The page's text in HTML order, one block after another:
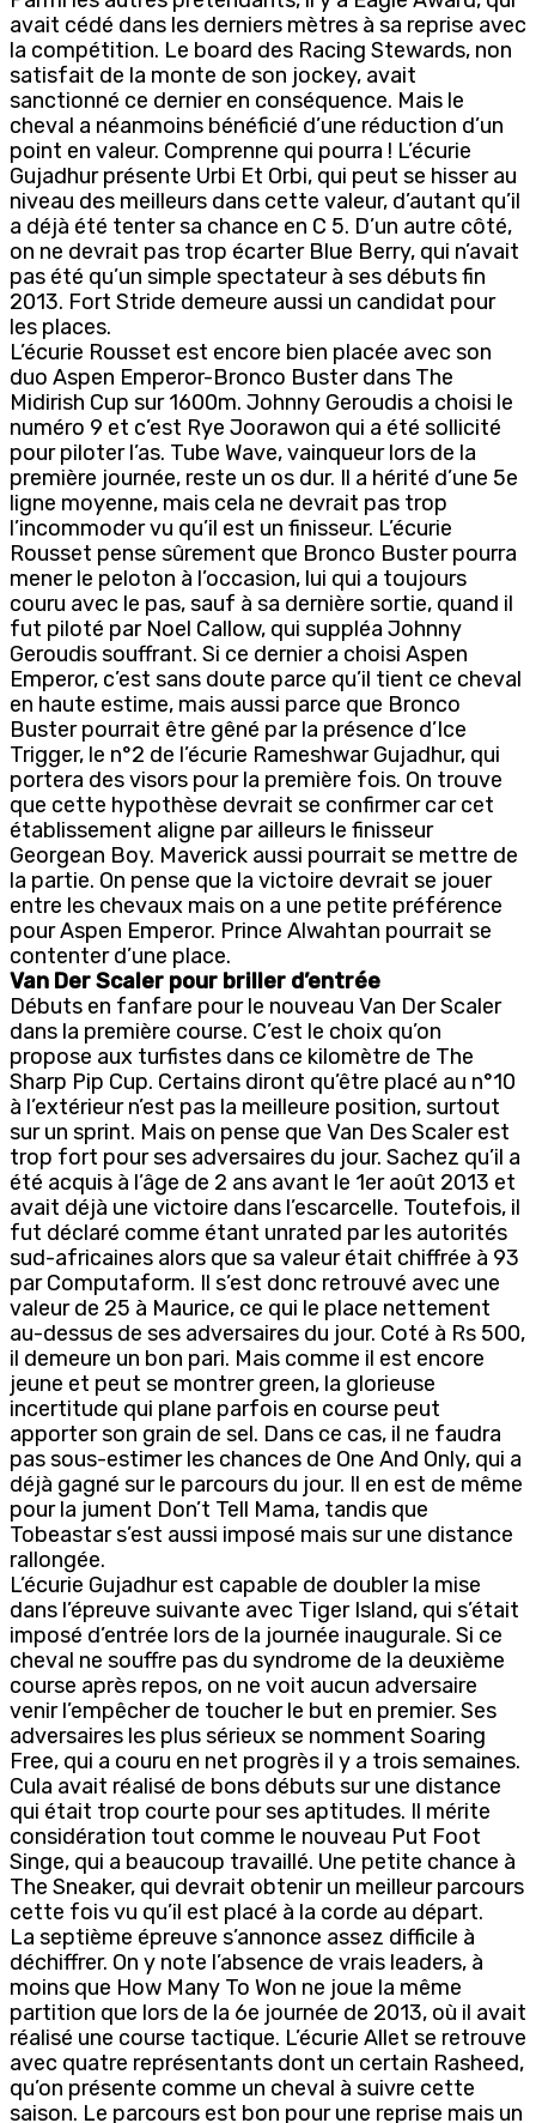
avait cédé dans les derniers mètres à sa reprise avec
la compétition. Le board des Racing Stewards, non
satisfait de la monte de son jockey, avait
sanctionné ce dernier en conséquence. Mais le
cheval a néanmoins bénéficié d’une réduction d’un
point en valeur. Comprenne qui pourra ! L’écurie
Gujadhur présente Urbi Et Orbi, qui peut se hisser au
niveau des meilleurs dans cette valeur, d’autant qu’il
a déjà été tenter sa chance en C 5. D’un autre côté,
on ne devrait pas trop écarter Blue Berry, qui n’avait
pas été qu’un simple spectateur à ses débuts fin
2013. Fort Stride demeure aussi un candidat pour
les places.
L’écurie Rousset est encore bien placée avec son
duo Aspen Emperor-Bronco Buster dans The
Midirish Cup sur 1600m. Johnny Geroudis a choisi le
numéro 9 et c’est Rye Joorawon qui a été sollicité
pour piloter l’as. Tube Wave, vainqueur lors de la
première journée, reste un os dur. Il a hérité d’une 5e
ligne moyenne, mais cela ne devrait pas trop
l’incommoder vu qu’il est un finisseur. L’écurie
Rousset pense sûrement que Bronco Buster pourra
mener le peloton à l’occasion, lui qui a toujours
couru avec le pas, sauf à sa dernière sortie, quand il
fut piloté par Noel Callow, qui suppléa Johnny
Geroudis souffrant. Si ce dernier a choisi Aspen
Emperor, c’est sans doute parce qu’il tient ce cheval
en haute estime, mais aussi parce que Bronco
Buster pourrait être gêné par la présence d’Ice
Trigger, le n°2 de l’écurie Rameshwar Gujadhur, qui
portera des visors pour la première fois. On trouve
que cette hypothèse devrait se confirmer car cet
établissement aligne par ailleurs le finisseur
Georgean Boy. Maverick aussi pourrait se mettre de
la partie. On pense que la victoire devrait se jouer
entre les chevaux mais on a une petite préférence
pour Aspen Emperor. Prince Alwahtan pourrait se
contenter d’une place.
Van Der Scaler pour briller d’entrée
Débuts en fanfare pour le nouveau Van Der Scaler
dans la première course. C’est le choix qu’on
propose aux turfistes dans ce kilomètre de The
Sharp Pip Cup. Certains diront qu’être placé au n°10
à l’extérieur n’est pas la meilleure position, surtout
sur un sprint. Mais on pense que Van Des Scaler est
trop fort pour ses adversaires du jour. Sachez qu’il a
été acquis à l’âge de 2 ans avant le 1er août 2013 et
avait déjà une victoire dans l’escarcelle. Toutefois, il
fut déclaré comme étant unrated par les autorités
sud-africaines alors que sa valeur était chiffrée à 93
par Computaform. Il s’est donc retrouvé avec une
valeur de 25 à Maurice, ce qui le place nettement
au-dessus de ses adversaires du jour. Coté à Rs 500,
il demeure un bon pari. Mais comme il est encore
jeune et peut se montrer green, la glorieuse
incertitude qui plane parfois en course peut
apporter son grain de sel. Dans ce cas, il ne faudra
pas sous-estimer les chances de One And Only, qui a
déjà gagné sur le parcours du jour. Il en est de même
pour la jument Don’t Tell Mama, tandis que
Tobeastar s’est aussi imposé mais sur une distance
rallongée.
L’écurie Gujadhur est capable de doubler la mise
dans l’épreuve suivante avec Tiger Island, qui s’était
imposé d’entrée lors de la journée inaugurale. Si ce
cheval ne souffre pas du syndrome de la deuxième
course après repos, on ne voit aucun adversaire
venir l’empêcher de toucher le but en premier. Ses
adversaires les plus sérieux se nomment Soaring
Free, qui a couru en net progrès il y a trois semaines.
Cula avait réalisé de bons débuts sur une distance
qui était trop courte pour ses aptitudes. Il mérite
considération tout comme le nouveau Put Foot
Singe, qui a beaucoup travaillé. Une petite chance à
The Sneaker, qui devrait obtenir un meilleur parcours
cette fois vu qu’il est placé à la corde au départ.
La septième épreuve s’annonce assez difficile à
déchiffrer. On y note l’absence de vrais leaders, à
moins que How Many To Won ne joue la même
partition que lors de la 6e journée de 2013, où il avait
réalisé une course tactique. L’écurie Allet se retrouve
avec quatre représentants dont un certain Rasheed,
qu’on présente comme un cheval à suivre cette
saison. Le parcours est bon pour une reprise mais un